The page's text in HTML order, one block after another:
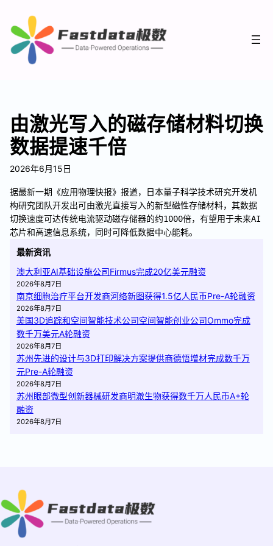
由激光写入的磁存储材料切换
数据提速千倍
2026年6月15日
据最新一期《应用物理快报》报道，日本量子科学技术研究开发机
构研究团队开发出可由激光直接写入的新型磁性存储材料，其数据
切换速度可达传统电流驱动磁存储器的约1000倍，有望用于未来AI
芯片和高速信息系统，同时可降低数据中心能耗。
最新资讯
澳大利亚AI基础设施公司Firmus完成20亿美元融资
2026年8月7日
南京细胞治疗平台开发商河络新图获得1.5亿人民币Pre-A轮融资
2026年8月7日
美国3D追踪和空间智能技术公司空间智能创业公司Ommo完成
数千万美元A轮融资
2026年8月7日
苏州先进的设计与3D打印解决方案提供商德悟增材完成数千万
元Pre-A轮融资
2026年8月7日
苏州眼部微型创新器械研发商明澈生物获得数千万人民币A+轮
融资
2026年8月7日